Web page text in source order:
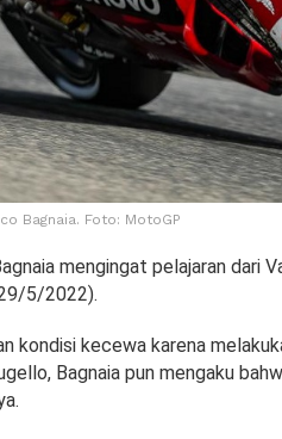
Bagnaia. Foto: MotoGP
mengingat pelajaran dari
5/2022).
kondisi kecewa karena
Bagnaia pun mengaku